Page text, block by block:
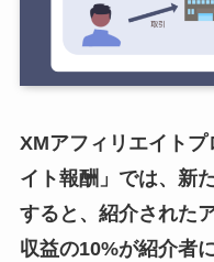
XMアフィリエイト
イト報酬」では、新
すると、紹介された
収益の10%が紹介者